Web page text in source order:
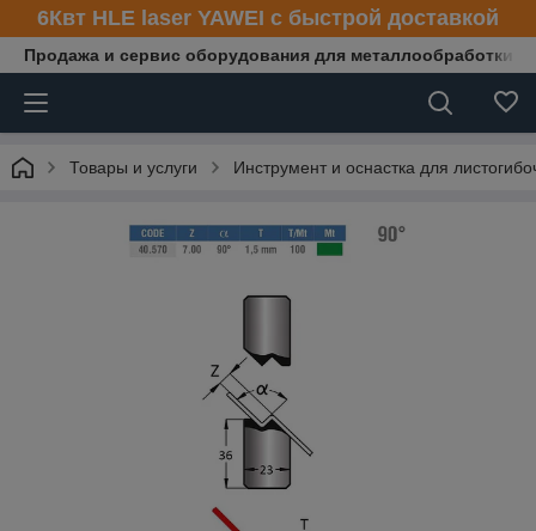
6Квт HLE laser YAWEI с быстрой доставкой
Продажа и сервис оборудования для металлообработки
Товары и услуги Инструмент и оснастка для